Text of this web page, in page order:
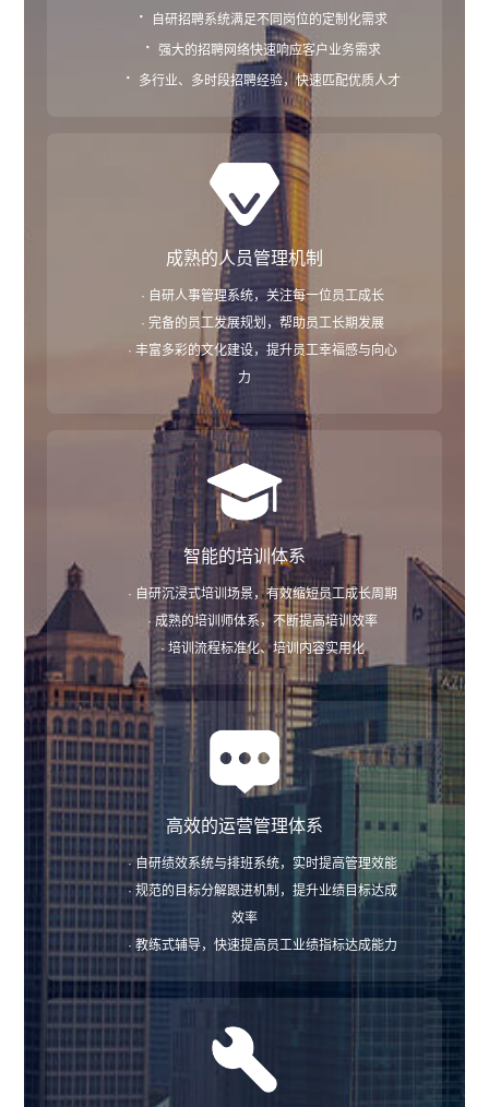
· 自研招聘系统满足不同岗位的定制化需求
· 强大的招聘网络快速响应客户业务需求
· 多行业、多时段招聘经验，快速匹配优质人才
成熟的人员管理机制
· 自研人事管理系统，关注每一位员工成长
· 完备的员工发展规划，帮助员工长期发展
· 丰富多彩的文化建设，提升员工幸福感与向心
力
智能的培训体系
· 自研沉浸式培训场景，有效缩短员工成长周期
· 成熟的培训师体系，不断提高培训效率
· 培训流程标准化、培训内容实用化
高效的运营管理体系
· 自研绩效系统与排班系统，实时提高管理效能
· 规范的目标分解跟进机制，提升业绩目标达成
效率
· 教练式辅导，快速提高员工业绩指标达成能力